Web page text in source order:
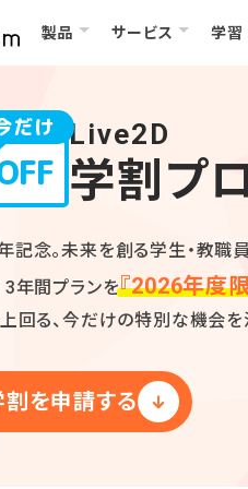
製品 サービス 学習
だけ Live2D
学割プ
記念。未来を創る学生・教職
年間プランを『2026年度
回る、今だけの特別な機会を
割を申請する